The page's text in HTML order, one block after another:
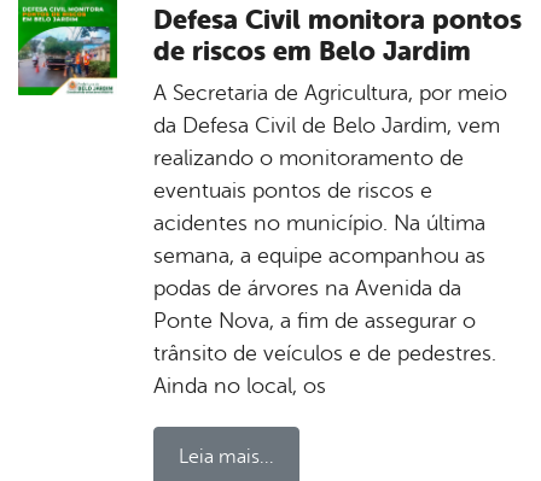
Defesa Civil monitora pontos
de riscos em Belo Jardim
A Secretaria de Agricultura, por meio
da Defesa Civil de Belo Jardim, vem
realizando o monitoramento de
eventuais pontos de riscos e
acidentes no município. Na última
semana, a equipe acompanhou as
podas de árvores na Avenida da
Ponte Nova, a fim de assegurar o
trânsito de veículos e de pedestres.
Ainda no local, os
Leia mais...